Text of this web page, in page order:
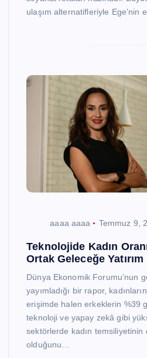
ulaşım alternatifleriyle Ege’nin
aaaa aaaa Temmuz 9,
Teknolojide Kadın
Ortak Geleceğe Yatırım
Dünya Ekonomik Forumu’nun
yayımladığı bir rapor,
erişimde halen erkeklerin %39
teknoloji ve yapay zekâ gibi
sektörlerde kadın temsiliyetinin
olduğunu…